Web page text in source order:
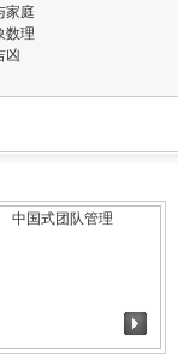
家庭
数理
凶